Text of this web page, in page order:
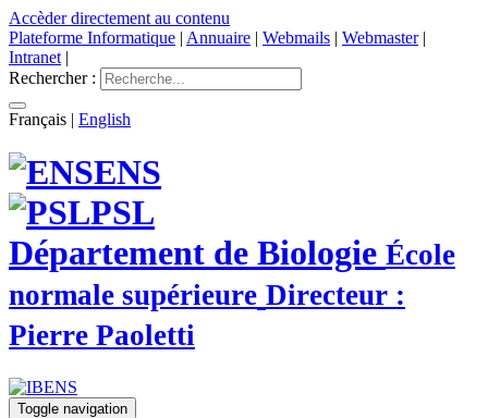
Accèder directement au contenu
Plateforme Informatique | Annuaire | Webmails | Webmaster|
Intranet |
Rechercher :
Français | English
ENS
PSL
Département de Biologie École
normale supérieure Directeur :
Pierre Paoletti
Toggle navigation